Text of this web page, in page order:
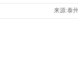
来源:泰